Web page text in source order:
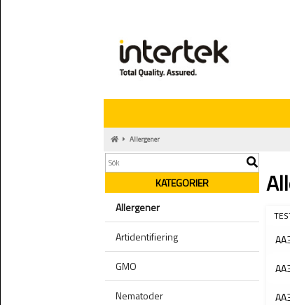
Allergener
KATEGORIER
Allergener
Artidentifiering
GMO
Nematoder